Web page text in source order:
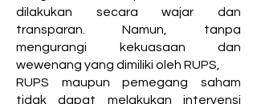
dilakukan secara wajar dan
transparan. Namun, tanpa
mengurangi kekuasaan dan
wewenang yang dimiliki oleh RUPS,
RUPS maupun pemegang saham
tidak dapat melakukan intervensi